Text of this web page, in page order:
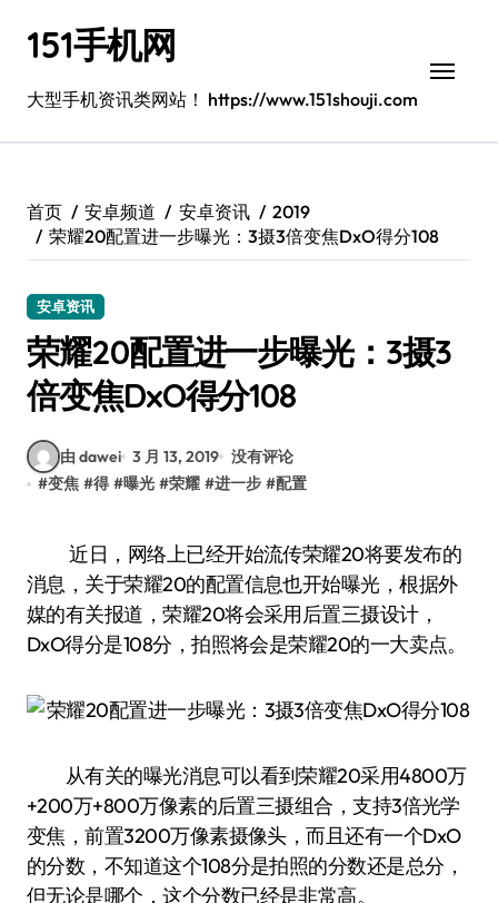
151手机网
大型手机资讯类网站！ https://www.151shouji.com
首页 安卓频道 安卓资讯
2019
荣耀20配置进一步曝光：3摄3倍变焦DxO得分108
安卓资讯
荣耀20配置进一步曝光：3摄3
倍变焦DxO得分108
由 dawei 3 月 13, 2019 没有评论
#变焦 #得 #曝光 #荣耀 #进一步 #配置
近日，网络上已经开始流传荣耀20将要发布的
消息，关于荣耀20的配置信息也开始曝光，根据外
媒的有关报道，荣耀20将会采用后置三摄设计，
DxO得分是108分，拍照将会是荣耀20的一大卖点。
从有关的曝光消息可以看到荣耀20采用4800万
+200万+800万像素的后置三摄组合，支持3倍光学
变焦，前置3200万像素摄像头，而且还有一个DxO
的分数，不知道这个108分是拍照的分数还是总分，
但无论是哪个，这个分数已经是非常高。